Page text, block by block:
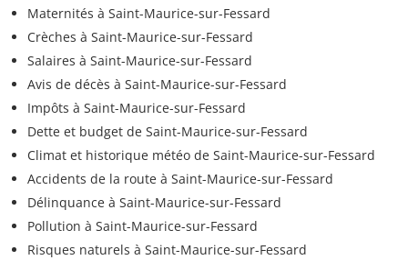
Maternités à Saint-Maurice-sur-Fessard
Crèches à Saint-Maurice-sur-Fessard
Salaires à Saint-Maurice-sur-Fessard
Avis de décès à Saint-Maurice-sur-Fessard
Impôts à Saint-Maurice-sur-Fessard
Dette et budget de Saint-Maurice-sur-Fessard
Climat et historique météo de Saint-Maurice-sur-Fessard
Accidents de la route à Saint-Maurice-sur-Fessard
Délinquance à Saint-Maurice-sur-Fessard
Pollution à Saint-Maurice-sur-Fessard
Risques naturels à Saint-Maurice-sur-Fessard